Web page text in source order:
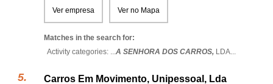
Ver empresa Ver no Mapa
Matches in the search for:
Activity categories: ...A SENHORA DOS CARROS, LDA...
Carros Em Movimento, Unipessoal, Lda